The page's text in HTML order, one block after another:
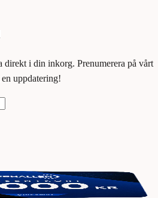
direkt i din inkorg. Prenumerera på vårt
uppdatering!
Delta i vår giveaway för